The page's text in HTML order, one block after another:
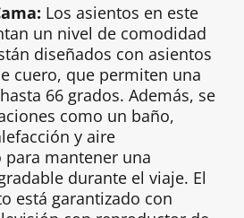
Los asientos en este
un nivel de comodidad
diseñados con asientos
cuero, que permiten una
66 grados. Además, se
como un baño,
y aire
mantener una
durante el viaje. El
está garantizado con